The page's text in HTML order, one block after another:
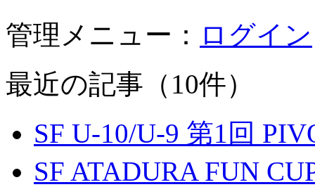
管理メニュー： ログイン
最近の記事（10件）
SF U-10/U-9 第1回
SF ATADURA FUN